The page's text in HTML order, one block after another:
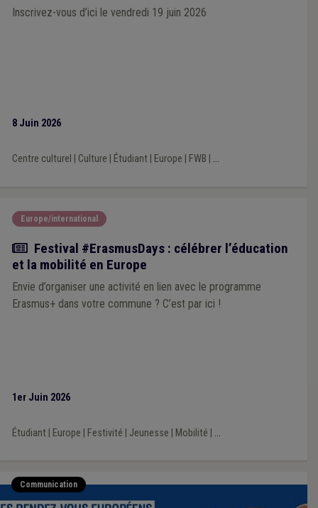
Inscrivez-vous d’ici le vendredi 19 juin 2026
8 Juin 2026
Centre culturel Culture Étudiant| Europe FWB ...
Europe/international
Actualité
Festival #ErasmusDays : célébrer l’éducation
et la mobilité en Europe
Envie d’organiser une activité en lien avec le programme
Erasmus+ dans votre commune ? C’est par ici !
1er Juin 2026
Étudiant| Europe Festivité Jeunesse Mobilité ...
Communication